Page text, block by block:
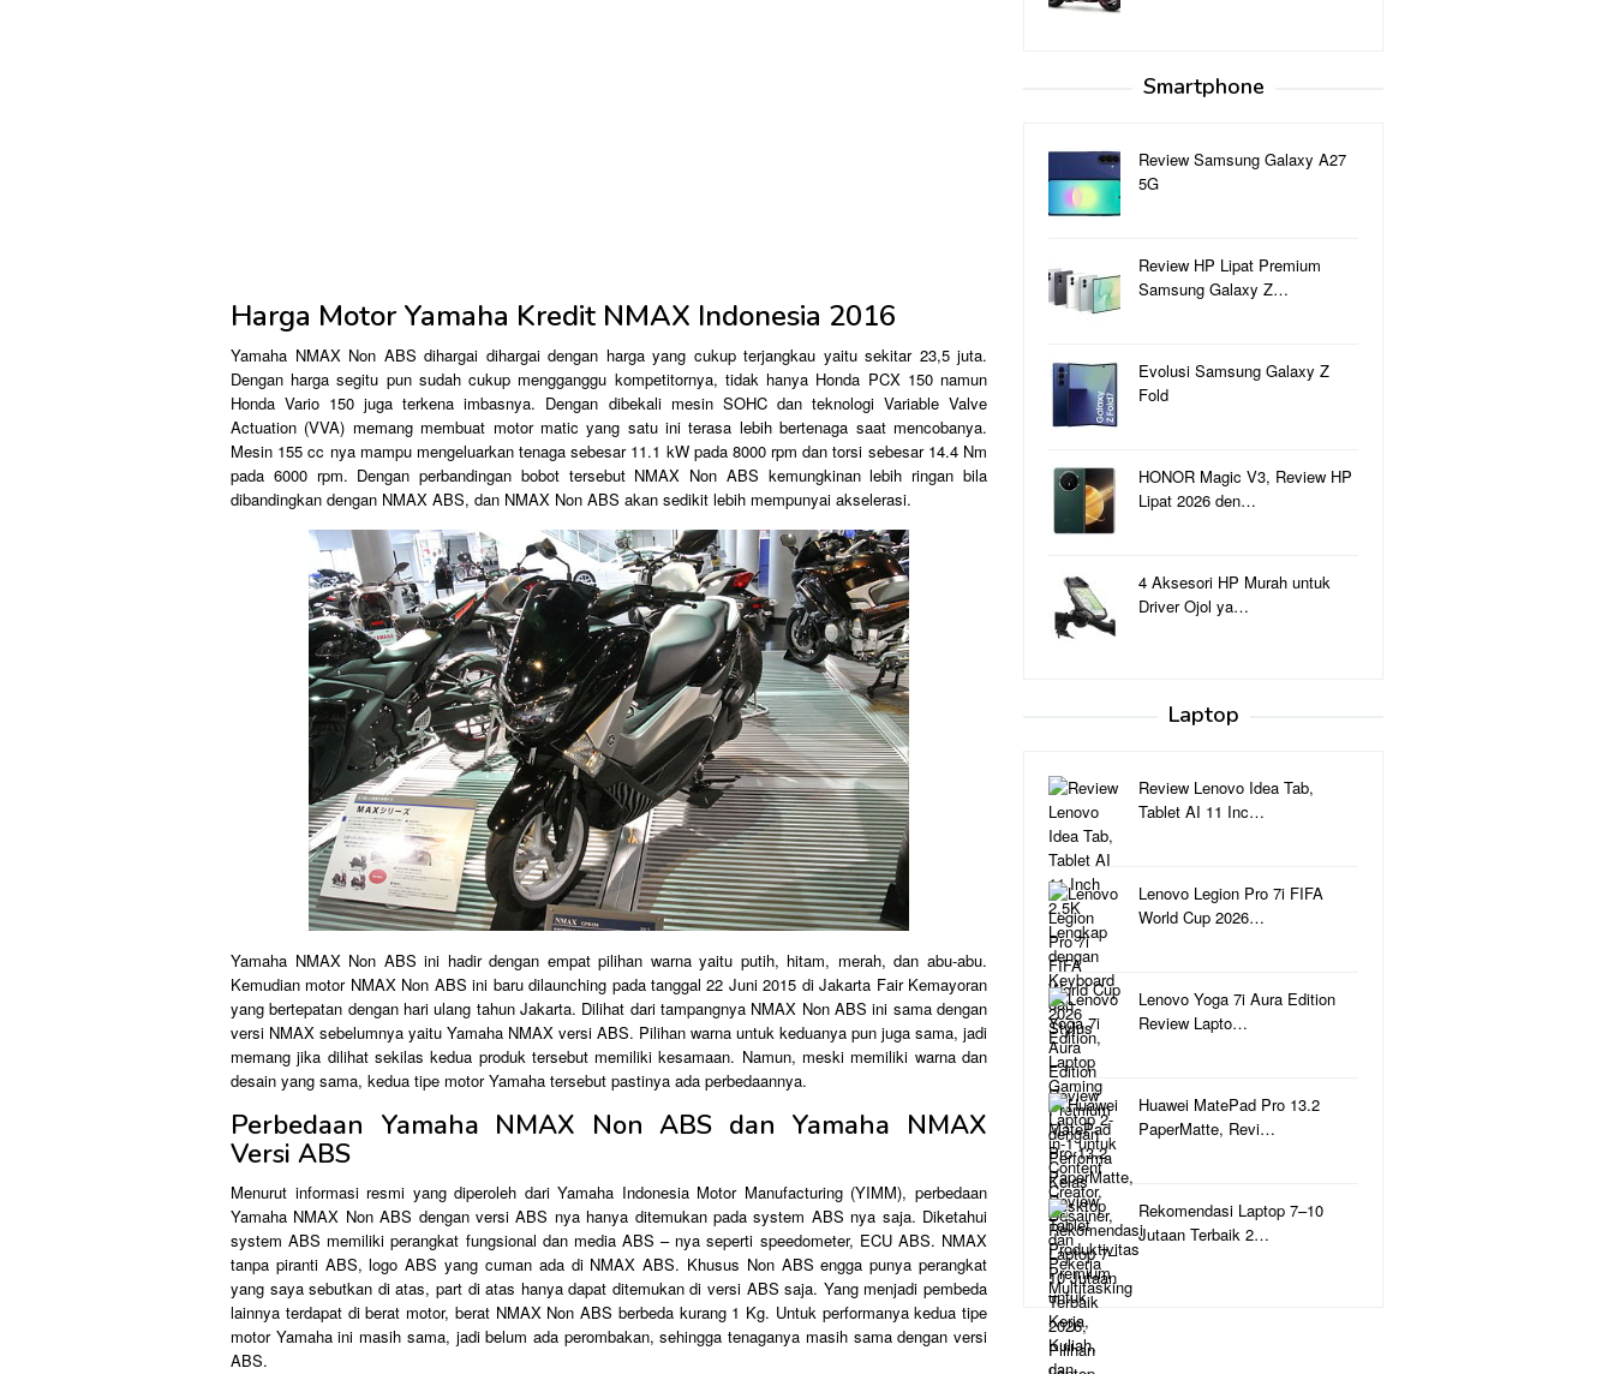
Harga Motor Yamaha Kredit NMAX Indonesia 2016
Yamaha NMAX Non ABS dihargai dihargai dengan harga yang cukup terjangkau yaitu sekitar 23,5 juta.
Dengan harga segitu pun sudah cukup mengganggu kompetitornya, tidak hanya Honda PCX 150 namun
Honda Vario 150 juga terkena imbasnya. Dengan dibekali mesin SOHC dan teknologi Variable Valve
Actuation (VVA) memang membuat motor matic yang satu ini terasa lebih bertenaga saat mencobanya.
Mesin 155 cc nya mampu mengeluarkan tenaga sebesar 11.1 kW pada 8000 rpm dan torsi sebesar 14.4 Nm
pada 6000 rpm. Dengan perbandingan bobot tersebut NMAX Non ABS kemungkinan lebih ringan bila
dibandingkan dengan NMAX ABS, dan NMAX Non ABS akan sedikit lebih mempunyai akselerasi.
Yamaha NMAX Non ABS ini hadir dengan empat pilihan warna yaitu putih, hitam, merah, dan abu-abu.
Kemudian motor NMAX Non ABS ini baru dilaunching pada tanggal 22 Juni 2015 di Jakarta Fair Kemayoran
yang bertepatan dengan hari ulang tahun Jakarta. Dilihat dari tampangnya NMAX Non ABS ini sama dengan
versi NMAX sebelumnya yaitu Yamaha NMAX versi ABS. Pilihan warna untuk keduanya pun juga sama, jadi
memang jika dilihat sekilas kedua produk tersebut memiliki kesamaan. Namun, meski memiliki warna dan
desain yang sama, kedua tipe motor Yamaha tersebut pastinya ada perbedaannya.
Perbedaan Yamaha NMAX Non ABS dan Yamaha NMAX
Versi ABS
Menurut informasi resmi yang diperoleh dari Yamaha Indonesia Motor Manufacturing (YIMM), perbedaan
Yamaha NMAX Non ABS dengan versi ABS nya hanya ditemukan pada system ABS nya saja. Diketahui
system ABS memiliki perangkat fungsional dan media ABS – nya seperti speedometer, ECU ABS. NMAX
tanpa piranti ABS, logo ABS yang cuman ada di NMAX ABS. Khusus Non ABS engga punya perangkat
yang saya sebutkan di atas, part di atas hanya dapat ditemukan di versi ABS saja. Yang menjadi pembeda
lainnya terdapat di berat motor, berat NMAX Non ABS berbeda kurang 1 Kg. Untuk performanya kedua tipe
motor Yamaha ini masih sama, jadi belum ada perombakan, sehingga tenaganya masih sama dengan versi
ABS.
Smartphone
Review Samsung Galaxy A27
5G
Review HP Lipat Premium
Samsung Galaxy Z…
Evolusi Samsung Galaxy Z
Fold
HONOR Magic V3, Review HP
Lipat 2026 den…
4 Aksesori HP Murah untuk
Driver Ojol ya…
Laptop
Review Lenovo Idea Tab,
Tablet AI 11 Inc…
Lenovo Legion Pro 7i FIFA
World Cup 2026…
Lenovo Yoga 7i Aura Edition
Review Lapto…
Huawei MatePad Pro 13.2
PaperMatte, Revi…
Rekomendasi Laptop 7–10
Jutaan Terbaik 2…